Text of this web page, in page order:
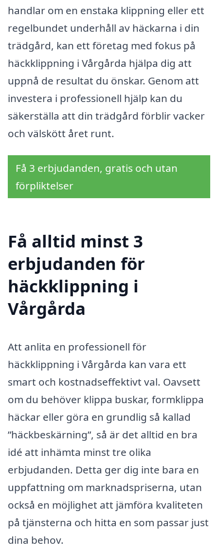
handlar om en enstaka klippning eller ett
regelbundet underhåll av häckarna i din
trädgård, kan ett företag med fokus på
häckklippning i Vårgårda hjälpa dig att
uppnå de resultat du önskar. Genom att
investera i professionell hjälp kan du
säkerställa att din trädgård förblir vacker
och välskött året runt.
Få 3 erbjudanden, gratis och utan
förpliktelser
Få alltid minst 3
erbjudanden för
häckklippning i
Vårgårda
Att anlita en professionell för
häckklippning i Vårgårda kan vara ett
smart och kostnadseffektivt val. Oavsett
om du behöver klippa buskar, formklippa
häckar eller göra en grundlig så kallad
”häckbeskärning”, så är det alltid en bra
idé att inhämta minst tre olika
erbjudanden. Detta ger dig inte bara en
uppfattning om marknadspriserna, utan
också en möjlighet att jämföra kvaliteten
på tjänsterna och hitta en som passar just
dina behov.